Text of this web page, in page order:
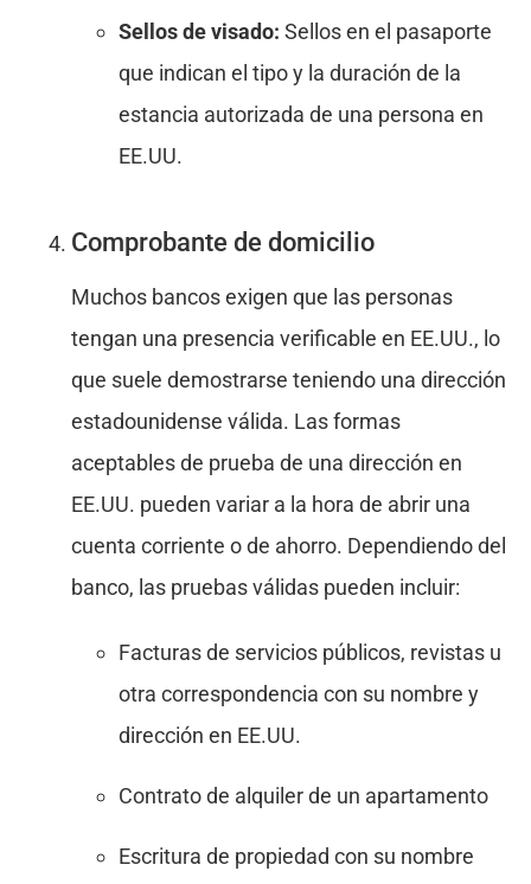
Sellos de visado: Sellos en el pasaporte
que indican el tipo y la duración de la
estancia autorizada de una persona en
EE.UU.
Comprobante de domicilio
Muchos bancos exigen que las personas
tengan una presencia verificable en EE.UU., lo
que suele demostrarse teniendo una dirección
estadounidense válida. Las formas
aceptables de prueba de una dirección en
EE.UU. pueden variar a la hora de abrir una
cuenta corriente o de ahorro. Dependiendo del
banco, las pruebas válidas pueden incluir:
Facturas de servicios públicos, revistas u
otra correspondencia con su nombre y
dirección en EE.UU.
Contrato de alquiler de un apartamento
Escritura de propiedad con su nombre